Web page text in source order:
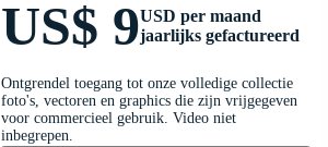
US$ 9USD per maand
jaarlijks gefactureerd
Ontgrendel toegang tot onze volledige collectie
foto's, vectoren en graphics die zijn vrijgegeven
voor commercieel gebruik. Video niet
inbegrepen.